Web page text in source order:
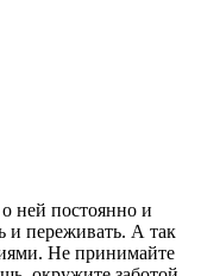
ней постоянно и
и переживать. А так
Не принимайте